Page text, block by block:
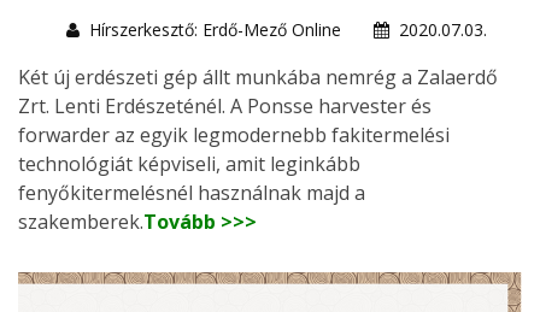
Hírszerkesztő: Erdő-Mező Online
2020.07.03.
Két új erdészeti gép állt munkába nemrég a Zalaerdő
Zrt. Lenti Erdészeténél. A Ponsse harvester és
forwarder az egyik legmodernebb fakitermelési
technológiát képviseli, amit leginkább
fenyőkitermelésnél használnak majd a
szakemberek.Tovább >>>